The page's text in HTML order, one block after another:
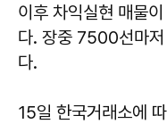
이후 차익실현 매물
다. 장중 7500선마
다.
15일 한국거래소에